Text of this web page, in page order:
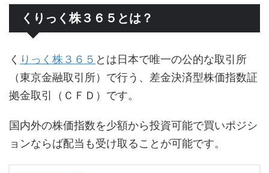
くりっく株３６５とは？
く りっく株３６５ とは日本で唯一の公的な取引所
（東京金融取引所）で行う、差金決済型株価指数証
拠金取引（ＣＦＤ）です。
国内外の株価指数を少額から投資可能で買いポジシ
ョンならば配当も受け取ることが可能です。